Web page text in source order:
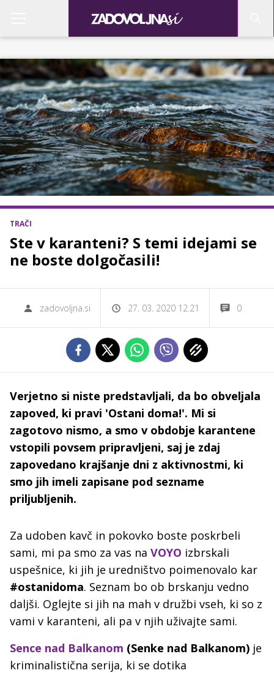
TRAČI
Ste v karanteni? S temi idejami se
ne boste dolgočasili!
zadovoljna.si 27. 03. 2020 12.21 0
Verjetno si niste predstavljali, da bo obveljala
zapoved, ki pravi 'Ostani doma!'. Mi si
zagotovo nismo, a smo v obdobje karantene
vstopili povsem pripravljeni, saj je zdaj
zapovedano krajšanje dni z aktivnostmi, ki
smo jih imeli zapisane pod sezname
priljubljenih.
Za udoben kavč in pokovko boste poskrbeli
sami, mi pa smo za vas na VOYO izbrskali
uspešnice, ki jih je uredništvo poimenovalo kar
#ostanidoma. Seznam bo ob brskanju vedno
daljši. Oglejte si jih na mah v družbi vseh, ki so z
vami v karanteni, ali pa v njih uživajte sami.
Sence nad Balkanom (Senke nad Balkanom) je
kriminalistična serija, ki se dotika